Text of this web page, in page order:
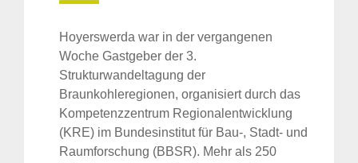
Hoyerswerda war in der vergangenen
Woche Gastgeber der 3.
Strukturwandeltagung der
Braunkohleregionen, organisiert durch das
Kompetenzzentrum Regionalentwicklung
(KRE) im Bundesinstitut für Bau-, Stadt- und
Raumforschung (BBSR). Mehr als 250